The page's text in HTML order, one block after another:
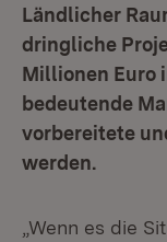
Ländlicher
dringliche
Millionen Euro
bedeutende
vorbereitete
werden.
„Wenn es die